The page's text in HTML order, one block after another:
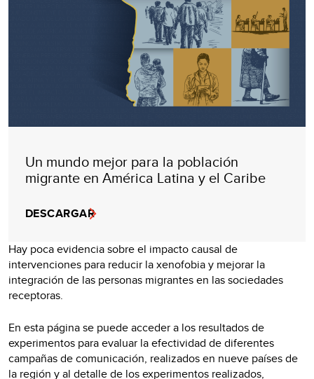
Un mundo mejor para la población
migrante en América Latina y el Caribe
DESCARGAR
Hay poca evidencia sobre el impacto causal de
intervenciones para reducir la xenofobia y mejorar la
integración de las personas migrantes en las sociedades
receptoras.
En esta página se puede acceder a los resultados de
experimentos para evaluar la efectividad de diferentes
campañas de comunicación, realizados en nueve países de
la región y al detalle de los experimentos realizados,